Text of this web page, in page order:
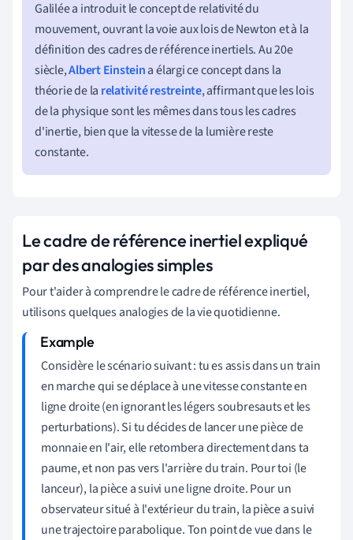
Galilée a introduit le concept de relativité du
mouvement, ouvrant la voie aux lois de Newton et à la
définition des cadres de référence inertiels. Au 20e
siècle,Albert Einsteina élargi ce concept dans la
théorie de la relativité restreinte, affirmant que les lois
de la physique sont les mêmes dans tous les cadres
d'inertie, bien que la vitesse de la lumière reste
constante.
Le cadre de référence inertiel expliqué
par des analogies simples
Pour t'aider à comprendre le cadre de référence inertiel,
utilisons quelques analogies de la vie quotidienne.
Considère le scénario suivant : tu es assis dans un train
en marche qui se déplace à une vitesse constante en
ligne droite (en ignorant les légers soubresauts et les
perturbations). Si tu décides de lancer une pièce de
monnaie en l'air, elle retombera directement dans ta
paume, et non pas vers l'arrière du train. Pour toi (le
lanceur), la pièce a suivi une ligne droite. Pour un
observateur situé à l'extérieur du train, la pièce a suivi
une trajectoire parabolique. Ton point de vue dans le